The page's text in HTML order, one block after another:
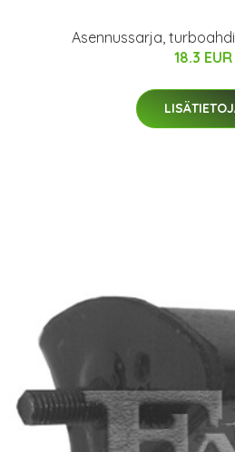
Asennussarja,
18.3 EUR